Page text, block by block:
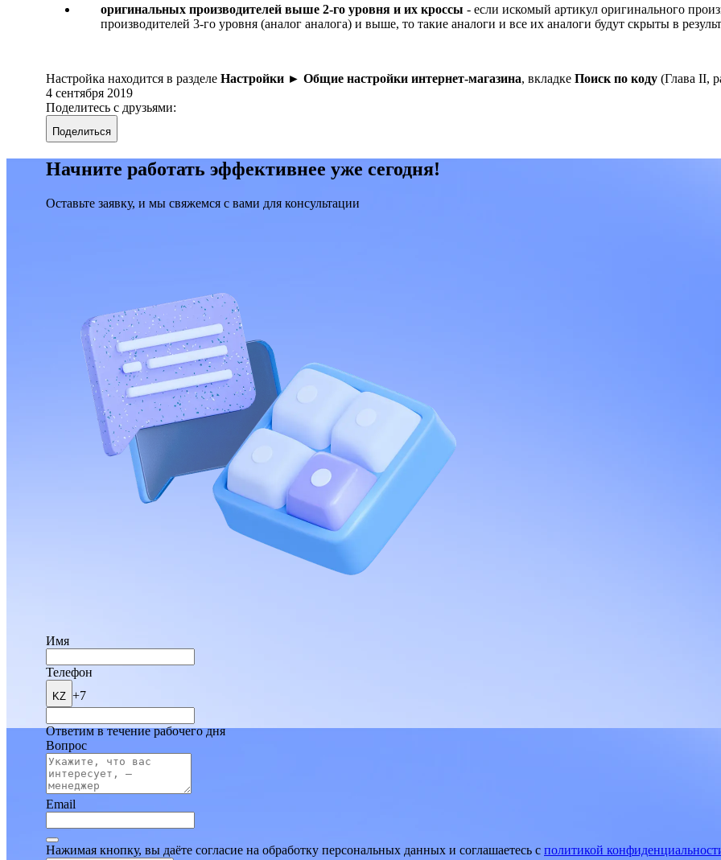
оригинальных производителей выше 2-го уровня и их кроссы - если искомый артикул оригинального
производителей 3-го уровня (аналог аналога) и выше, то такие аналоги и все их аналоги будут скрыты в
Настройка находится в разделе Настройки ► Общие настройки интернет-магазина, вкладке Поиск по коду (Глава II,
4 сентября 2019
Поделитесь с друзьями:
Поделиться
Начните работать эффективнее уже сегодня!
Оставьте заявку, и мы свяжемся с вами для консультации
Имя
Телефон
KZ +7
Ответим в течение рабочего дня
Вопрос
Email
Нажимая кнопку, вы даёте согласие на обработку персональных данных и соглашаетесь c политикой